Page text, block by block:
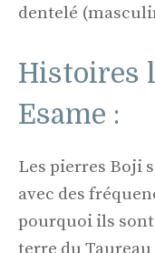
dentelé
Histoires
Esame :
Les pierres Boji
avec des
pourquoi ils
terre du